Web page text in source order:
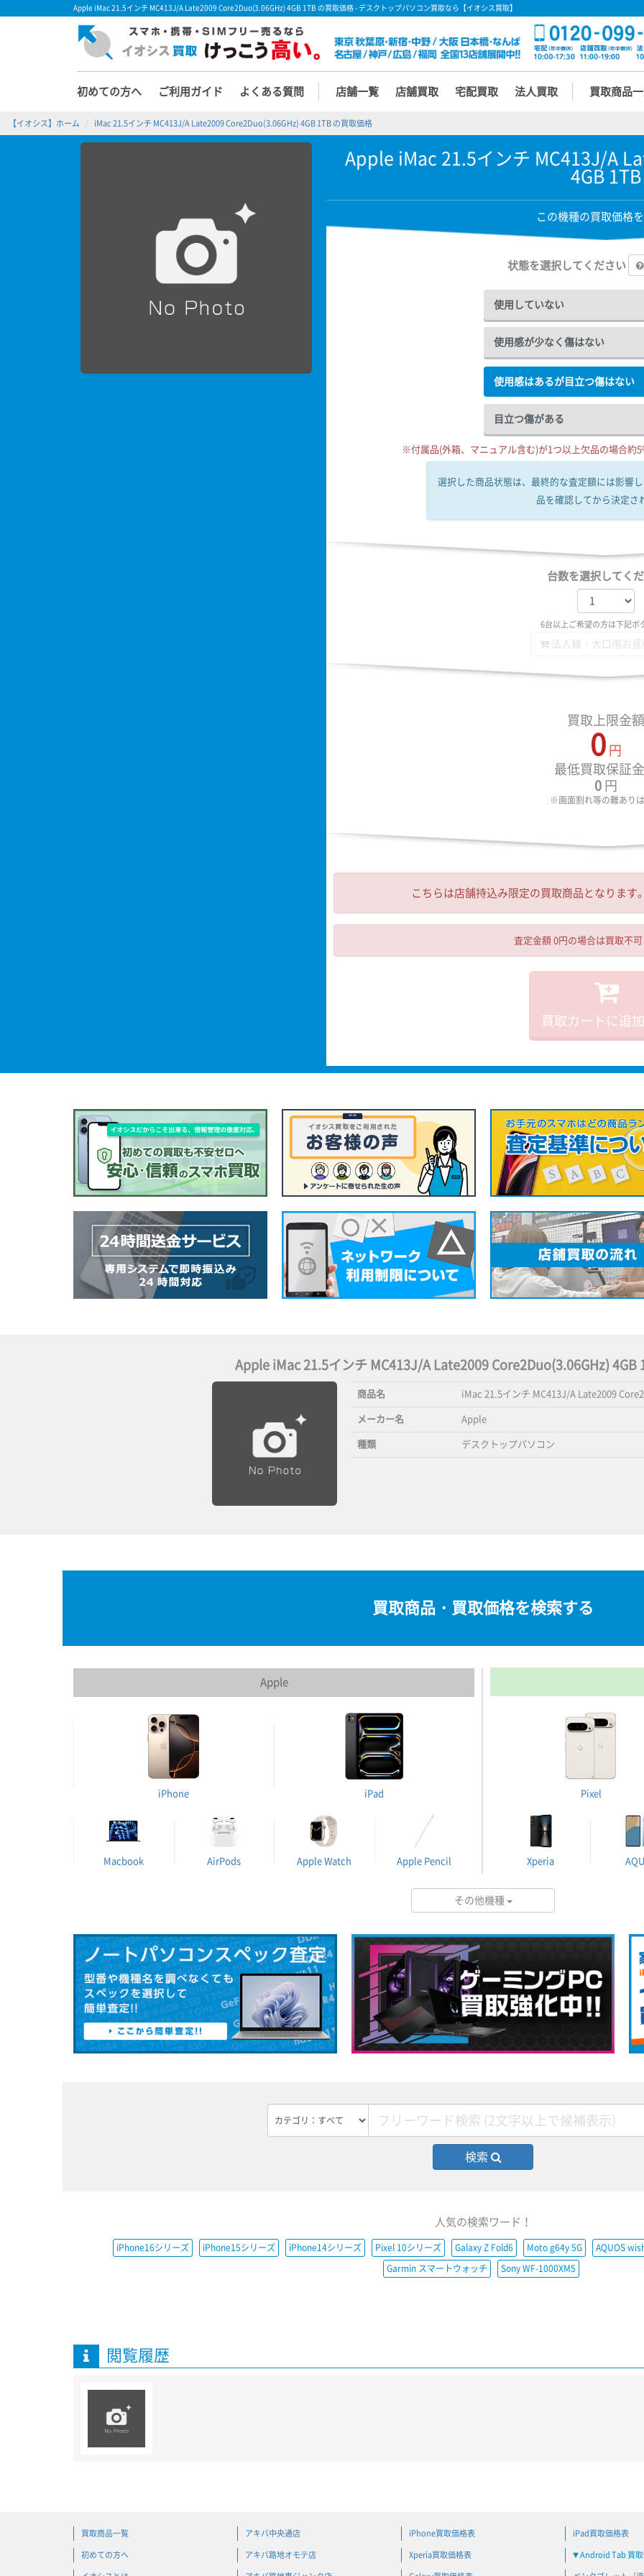
Apple iMac 21.5インチ MC413J/A Late2009 Core2Duo(3.06GHz) 4GB 1TB の買取価格 - デスクトップパソコン買取なら【イオシス買取】
初めての方へ ご利用ガイド よくある質問 店舗一覧 店舗買取 宅配買取 法人買取 買取商品
【イオシス】ホーム iMac 21.5インチ MC413J/A Late2009 Core2Duo(3.06GHz) 4GB 1TB の買取価格
Apple iMac 21.5インチ MC413J/A
4GB 1TB
この機種の買取価格
状態を選択してください
使用していない
使用感が少なく傷はない
使用感はあるが目立つ傷はない
目立つ傷がある
※付属品(外箱、マニュアル含む)が1つ以上欠品の場合約
選択した商品状態は、最終的な査定額には影響
品を確認してから決定さ
台数を選択してく
6台以上ご希望の方は下記ボ
法人様・大口用お
買取上限金額
0 円
最低買取保証
0 円
※画面割れ等の難あり
こちらは店舗持込み限定の買取商品となります
査定金額 0円の場合は買取不
買取カートに追
Apple iMac 21.5インチ MC413J/A Late2009 Core2Duo(3.06GHz) 4GB
商品名 iMac 21.5インチ MC413J/A Late2009
メーカー名 Apple
種類 デスクトップパソコン
買取商品・買取価格を検索する
Apple
iPhone iPad
Macbook AirPods Apple Watch Apple Pencil
Pixel
Xperia
その他機種
検索
人気の検索ワード！
iPhone16シリーズ iPhone15シリーズ iPhone14シリーズ Pixel 10シリーズ Galaxy Z Fold6 Moto g64y 5G AQUOS
Garmin スマートウォッチ Sony WF-1000XM5
閲覧履歴
買取商品一覧
初めての方へ
アキバ中央通店
アキバ路地オモテ店
iPhone買取価格表
Xperia買取価格表
iPad買取価格表
▼ Android Tab 買取